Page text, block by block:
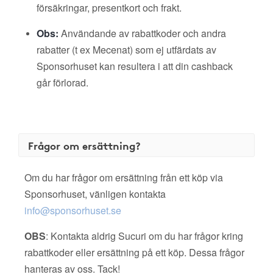
försäkringar, presentkort och frakt.
Obs: Användande av rabattkoder och andra
rabatter (t ex Mecenat) som ej utfärdats av
Sponsorhuset kan resultera i att din cashback
går förlorad.
Frågor om ersättning?
Om du har frågor om ersättning från ett köp via
Sponsorhuset, vänligen kontakta
info@sponsorhuset.se
OBS: Kontakta aldrig Sucuri om du har frågor kring
rabattkoder eller ersättning på ett köp. Dessa frågor
hanteras av oss. Tack!